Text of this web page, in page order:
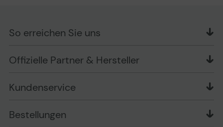
Offizielle Partner & Hersteller
Kundenservice
Bewertungsrichtlinien
Bestellungen
So erreichen Sie uns
Schlesierring 35
Telefon: +49 (0) 2542 / 9558250
Ansprechpartner bei fehlerhafter Ware und Schäden